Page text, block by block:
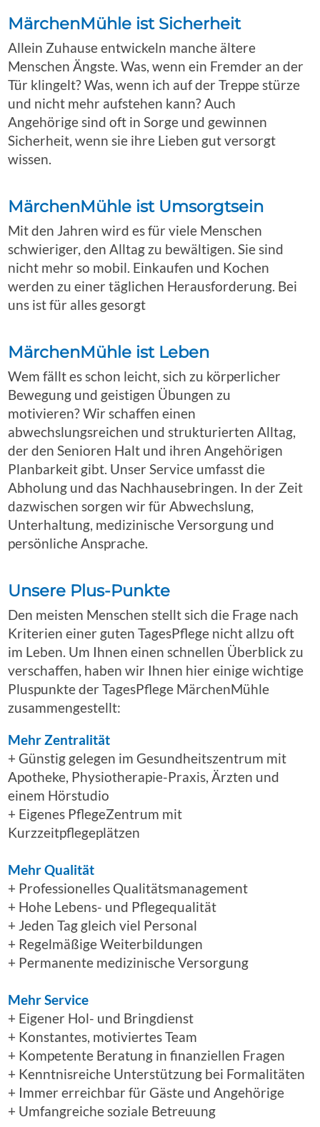
MärchenMühle ist Sicherheit
Allein Zuhause entwickeln manche ältere
Menschen Ängste. Was, wenn ein Fremder an der
Tür klingelt? Was, wenn ich auf der Treppe stürze
und nicht mehr aufstehen kann? Auch
Angehörige sind oft in Sorge und gewinnen
Sicherheit, wenn sie ihre Lieben gut versorgt
wissen.
MärchenMühle ist Umsorgtsein
Mit den Jahren wird es für viele Menschen
schwieriger, den Alltag zu bewältigen. Sie sind
nicht mehr so mobil. Einkaufen und Kochen
werden zu einer täglichen Herausforderung. Bei
uns ist für alles gesorgt
MärchenMühle ist Leben
Wem fällt es schon leicht, sich zu körperlicher
Bewegung und geistigen Übungen zu
motivieren? Wir schaffen einen
abwechslungsreichen und strukturierten Alltag,
der den Senioren Halt und ihren Angehörigen
Planbarkeit gibt. Unser Service umfasst die
Abholung und das Nachhausebringen. In der Zeit
dazwischen sorgen wir für Abwechslung,
Unterhaltung, medizinische Versorgung und
persönliche Ansprache.
Unsere Plus-Punkte
Den meisten Menschen stellt sich die Frage nach
Kriterien einer guten TagesPflege nicht allzu oft
im Leben. Um Ihnen einen schnellen Überblick zu
verschaffen, haben wir Ihnen hier einige wichtige
Pluspunkte der TagesPflege MärchenMühle
zusammengestellt:
Mehr Zentralität
+ Günstig gelegen im Gesundheitszentrum mit
Apotheke, Physiotherapie-Praxis, Ärzten und
einem Hörstudio
+ Eigenes PflegeZentrum mit
Kurzzeitpflegeplätzen
Mehr Qualität
+ Professionelles Qualitätsmanagement
+ Hohe Lebens- und Pflegequalität
+ Jeden Tag gleich viel Personal
+ Regelmäßige Weiterbildungen
+ Permanente medizinische Versorgung
Mehr Service
+ Eigener Hol- und Bringdienst
+ Konstantes, motiviertes Team
+ Kompetente Beratung in finanziellen Fragen
+ Kenntnisreiche Unterstützung bei Formalitäten
+ Immer erreichbar für Gäste und Angehörige
+ Umfangreiche soziale Betreuung